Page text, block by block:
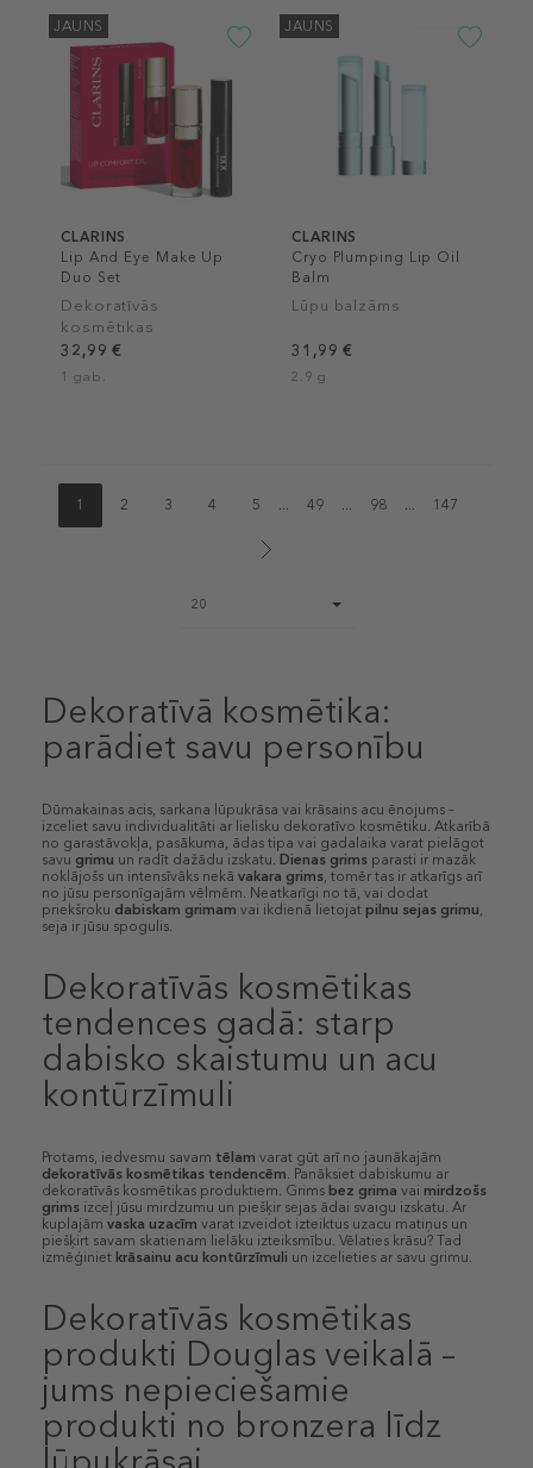
JAUNS
CLARINS
Lip And Eye Make Up
Duo Set
Dekoratīvās
kosmētikas
komplekts
32,99 €
1 gab.
JAUNS
CLARINS
Cryo Plumping Lip Oil
Balm
Lūpu balzāms
31,99 €
2.9 g
1 2 3 4 5 49 98 147
size
20
Dekoratīvā kosmētika:
parādiet savu personību
Dūmakainas acis, sarkana lūpukrāsa vai krāsains acu ēnojums –
izceliet savu individualitāti ar lielisku dekoratīvo kosmētiku. Atkarībā
no garastāvokļa, pasākuma, ādas tipa vai gadalaika varat pielāgot
savu grimu un radīt dažādu izskatu. Dienas grims parasti ir mazāk
noklājošs un intensīvāks nekā vakara grims , tomēr tas ir atkarīgs arī
no jūsu personīgajām vēlmēm. Neatkarīgi no tā, vai dodat
priekšroku dabiskam grimam vai ikdienā lietojat pilnu sejas grimu
seja ir jūsu spogulis.
Dekoratīvās kosmētikas
tendences gadā: starp
dabisko skaistumu un acu
kontūrzīmuli
Protams, iedvesmu savam tēlam varat gūt arī no jaunākajām
dekoratīvās kosmētikas tendencēm . Panāksiet dabiskumu ar
dekoratīvās kosmētikas produktiem. Grims bez grima vai mirdzošs
grims izceļ jūsu mirdzumu un piešķir sejas ādai svaigu izskatu. Ar
kuplajām vaska uzacīm varat izveidot izteiktus uzacu matiņus un
piešķirt savam skatienam lielāku izteiksmību. Vēlaties krāsu? Tad
izmēģiniet krāsainu acu kontūrzīmuli un izcelieties ar savu grimu.
Dekoratīvās kosmētikas
produkti Douglas veikalā –
jums nepieciešamie
produkti no bronzera līdz